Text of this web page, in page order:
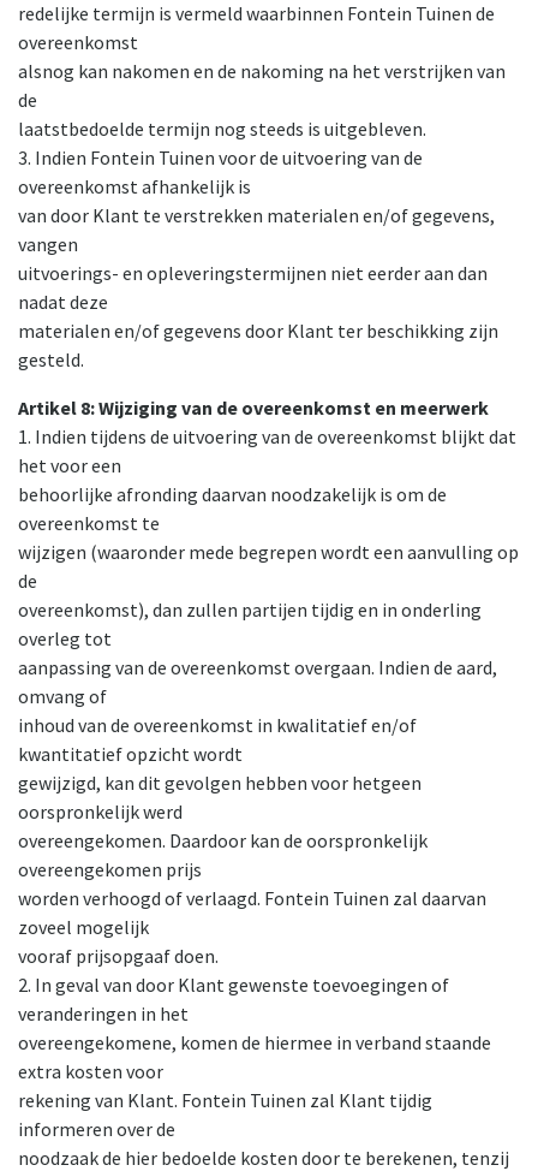
redelijke termijn is vermeld waarbinnen Fontein Tuinen de
overeenkomst
alsnog kan nakomen en de nakoming na het verstrijken van
de
laatstbedoelde termijn nog steeds is uitgebleven.
3. Indien Fontein Tuinen voor de uitvoering van de
overeenkomst afhankelijk is
van door Klant te verstrekken materialen en/of gegevens,
vangen
uitvoerings- en opleveringstermijnen niet eerder aan dan
nadat deze
materialen en/of gegevens door Klant ter beschikking zijn
gesteld.
Artikel 8: Wijziging van de overeenkomst en meerwerk
1. Indien tijdens de uitvoering van de overeenkomst blijkt dat
het voor een
behoorlijke afronding daarvan noodzakelijk is om de
overeenkomst te
wijzigen (waaronder mede begrepen wordt een aanvulling op
de
overeenkomst), dan zullen partijen tijdig en in onderling
overleg tot
aanpassing van de overeenkomst overgaan. Indien de aard,
omvang of
inhoud van de overeenkomst in kwalitatief en/of
kwantitatief opzicht wordt
gewijzigd, kan dit gevolgen hebben voor hetgeen
oorspronkelijk werd
overeengekomen. Daardoor kan de oorspronkelijk
overeengekomen prijs
worden verhoogd of verlaagd. Fontein Tuinen zal daarvan
zoveel mogelijk
vooraf prijsopgaaf doen.
2. In geval van door Klant gewenste toevoegingen of
veranderingen in het
overeengekomene, komen de hiermee in verband staande
extra kosten voor
rekening van Klant. Fontein Tuinen zal Klant tijdig
informeren over de
noodzaak de hier bedoelde kosten door te berekenen, tenzij